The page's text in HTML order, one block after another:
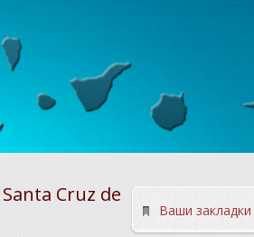
Ваши закладки
Cruz de